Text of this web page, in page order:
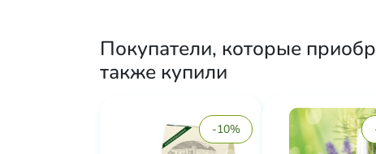
Покупатели, которые
также купили
-10%